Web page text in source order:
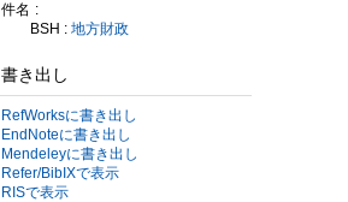
件名
BSH : 地方財政
書き出し
RefWorksに書き出し
EndNoteに書き出し
Mendeleyに書き出し
Refer/BibIXで表示
RISで表示